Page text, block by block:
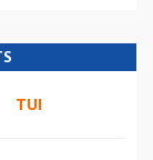
TUI